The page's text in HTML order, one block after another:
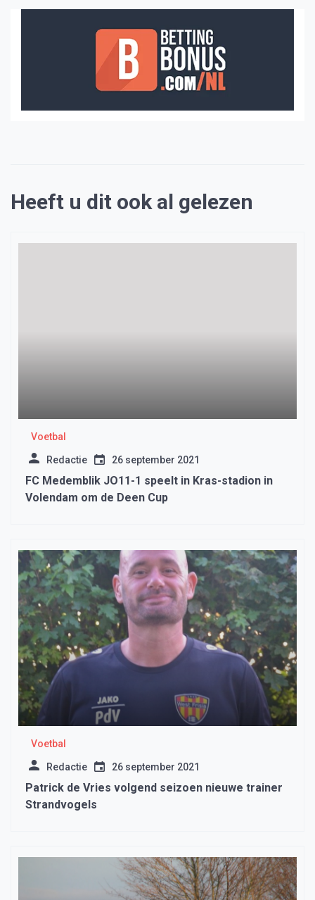
Heeft u dit ook al gelezen
Voetbal
Redactie 26 september 2021
FC Medemblik JO11-1 speelt in Kras-stadion in
Volendam om de Deen Cup
Voetbal
Redactie 26 september 2021
Patrick de Vries volgend seizoen nieuwe trainer
Strandvogels